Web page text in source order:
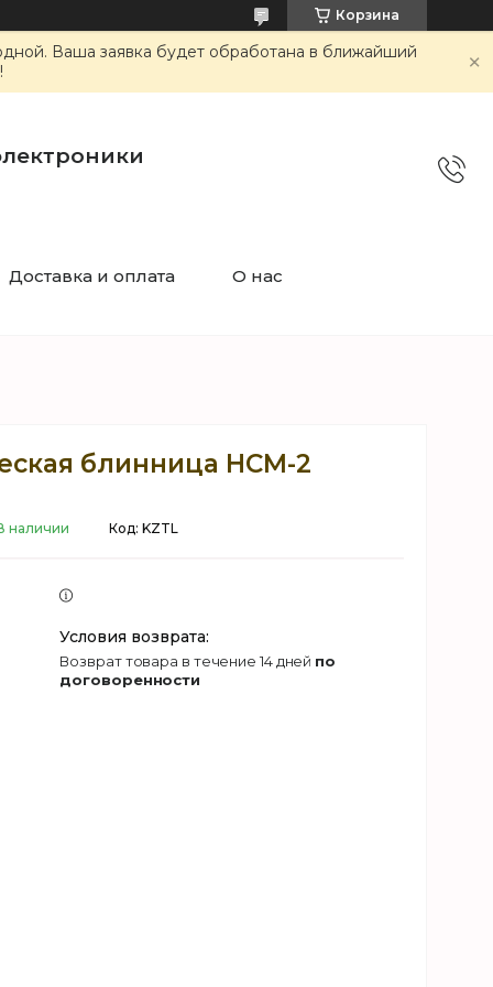
Корзина
Ваша заявка будет обработана в ближайший
Доставка и оплата О нас
блинница HCM-2
наличии Код: KZTL
возврат товара в течение 14 дней по
договоренности